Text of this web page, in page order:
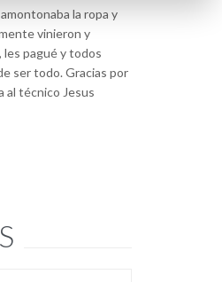
la ropa y
vinieron y
les pagué y todos
ser todo. Gracias por
al técnico Jesus